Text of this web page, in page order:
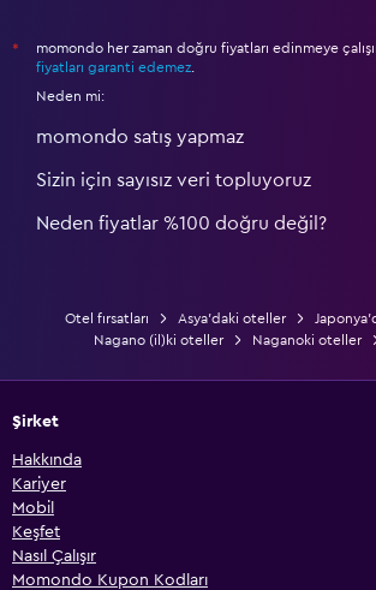
*
momondo her zaman doğru fiyatları edinmeye
fiyatları garanti edemez
Neden mi:
momondo satış yapmaz
Sizin için sayısız veri topluyoruz
Neden fiyatlar %100 doğru değil?
Otel fırsatları Asya'daki oteller
Nagano (il)ki oteller
Naganoki oteller
Şirket
Hakkında
Kariyer
Mobil
Keşfet
Nasıl Çalışır
Momondo Kupon Kodları